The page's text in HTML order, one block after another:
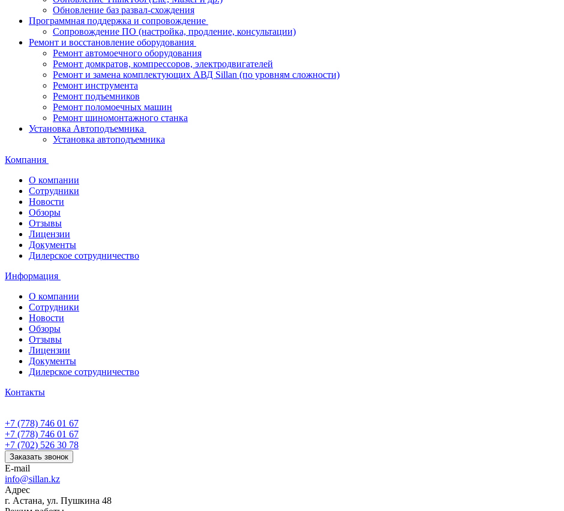
Обновление баз развал-схождения
Программная поддержка и сопровождение
Сопровождение ПО (настройка, продление, консультации)
Ремонт и восстановление оборудования
Ремонт автомоечного оборудования
Ремонт домкратов, компрессоров, электродвигателей
Ремонт и замена комплектующих АВД Sillan (по уровням сложности)
Ремонт инструмента
Ремонт подъемников
Ремонт поломоечных машин
Ремонт шиномонтажного станка
Установка Автоподъемника
Установка автоподъемника
Компания
О компании
Сотрудники
Новости
Обзоры
Отзывы
Лицензии
Документы
Дилерское сотрудничество
Информация
О компании
Сотрудники
Новости
Обзоры
Отзывы
Лицензии
Документы
Дилерское сотрудничество
Контакты
+7 (778) 746 01 67
+7 (778) 746 01 67
+7 (702) 526 30 78
Заказать звонок
E-mail
info@sillan.kz
Адрес
г. Астана, ул. Пушкина 48